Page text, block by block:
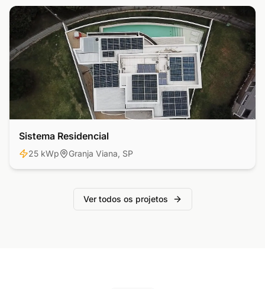
Residencial
Sistema Residencial
25 kWp Granja Viana, SP
Ver todos os projetos